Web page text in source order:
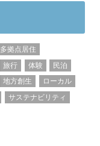
多拠点居住
旅行 体験
民泊
地方創生
ローカル
サステナビリティ